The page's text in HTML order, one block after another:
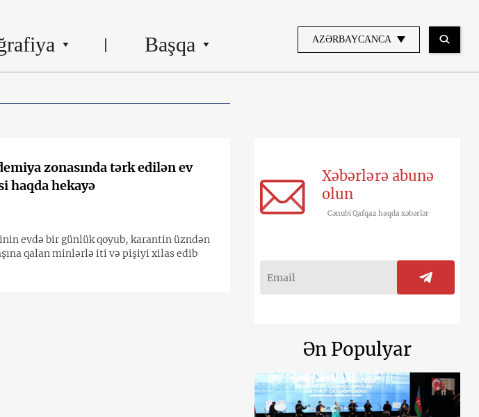
Başqa AZƏRBAYCANCA
zonasında tərk edilən ev
haqda hekayə
evdə bir günlük qoyub, karantin üzndən
qalan minlərlə iti və pişiyi xilas edib
Xəbərlərə abunə
olun
Cənubi Qafqaz haqda xəbərlər
Ən Populyar